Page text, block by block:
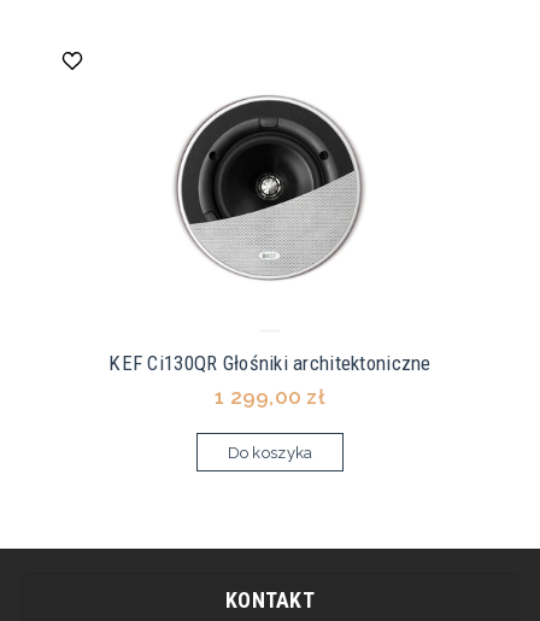
KEF Ci130QR Głośniki architektoniczne
1 299,00 zł
Do koszyka
KONTAKT